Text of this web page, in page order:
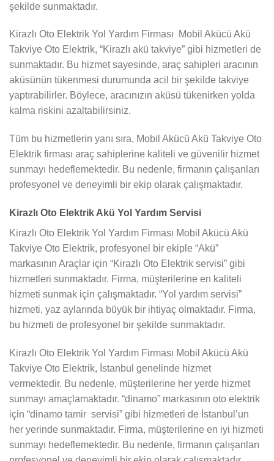
şekilde sunmaktadır.
Kirazlı Oto Elektrik Yol Yardım Firması Mobil Akücü Akü
Takviye Oto Elektrik, “Kirazlı akü takviye” gibi hizmetleri de
sunmaktadır. Bu hizmet sayesinde, araç sahipleri aracının
aküsünün tükenmesi durumunda acil bir şekilde takviye
yaptırabilirler. Böylece, aracınızın aküsü tükenirken yolda
kalma riskini azaltabilirsiniz.
Tüm bu hizmetlerin yanı sıra, Mobil Akücü Akü Takviye Oto
Elektrik firması araç sahiplerine kaliteli ve güvenilir hizmet
sunmayı hedeflemektedir. Bu nedenle, firmanın çalışanları
profesyonel ve deneyimli bir ekip olarak çalışmaktadır.
Kirazlı Oto Elektrik Akü Yol Yardım Servisi
Kirazlı Oto Elektrik Yol Yardım Firması Mobil Akücü Akü
Takviye Oto Elektrik, profesyonel bir ekiple “Akü”
markasının Araçlar için “Kirazlı Oto Elektrik servisi” gibi
hizmetleri sunmaktadır. Firma, müşterilerine en kaliteli
hizmeti sunmak için çalışmaktadır. “Yol yardım servisi”
hizmeti, yaz aylarında büyük bir ihtiyaç olmaktadır. Firma,
bu hizmeti de profesyonel bir şekilde sunmaktadır.
Kirazlı Oto Elektrik Yol Yardım Firması Mobil Akücü Akü
Takviye Oto Elektrik, İstanbul genelinde hizmet
vermektedir. Bu nedenle, müşterilerine her yerde hizmet
sunmayı amaçlamaktadır. “dinamo” markasının oto elektrik
için “dinamo tamir servisi” gibi hizmetleri de İstanbul’un
her yerinde sunmaktadır. Firma, müşterilerine en iyi hizmeti
sunmayı hedeflemektedir. Bu nedenle, firmanın çalışanları